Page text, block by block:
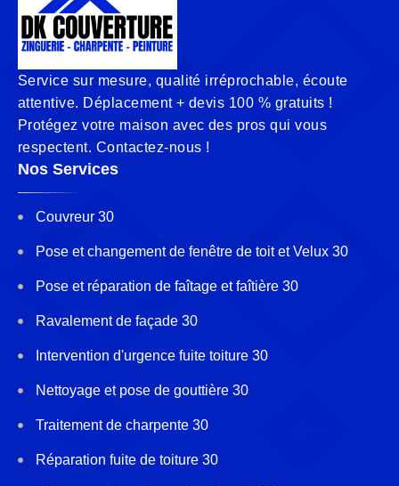
Service sur mesure, qualité irréprochable, écoute
attentive. Déplacement + devis 100 % gratuits !
Protégez votre maison avec des pros qui vous
respectent. Contactez-nous !
Nos Services
Couvreur 30
Pose et changement de fenêtre de toit et Velux 30
Pose et réparation de faîtage et faîtière 30
Ravalement de façade 30
Intervention d'urgence fuite toiture 30
Nettoyage et pose de gouttière 30
Traitement de charpente 30
Réparation fuite de toiture 30